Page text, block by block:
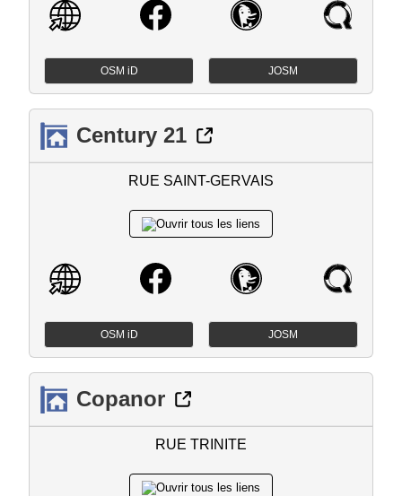
OSM iD JOSM
Century 21
RUE SAINT-GERVAIS
OSM iD JOSM
Copanor
RUE TRINITE